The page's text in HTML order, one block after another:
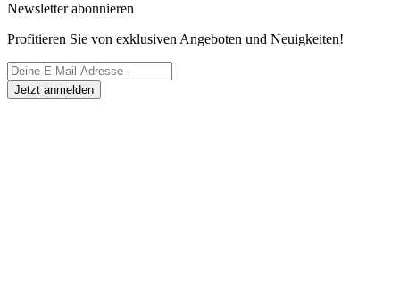
Newsletter abonnieren
Profitieren Sie von exklusiven Angeboten und Neuigkeiten!